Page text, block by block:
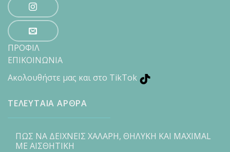
ΠΡΟΦΙΛ
ΕΠΙΚΟΙΝΩΝΙΑ
Ακολουθήστε μας και στο TikTok
ΤΕΛΕΥΤΑΙΑ ΑΡΘΡΑ
ΠΩΣ ΝΑ ΔΕΙΧΝΕΙΣ ΧΑΛΑΡΗ, ΘΗΛΥΚΗ ΚΑΙ MAXIMAL
ΜΕ ΑΙΣΘΗΤΙΚΗ